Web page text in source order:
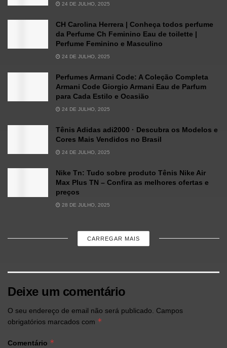
24 DE JULHO, 2025
CH Carolina Herrera | Conheça todos perfume
da Perfume Ch Feminino Eau de toilette |
Perfume Feminino e Masculino
24 DE JULHO, 2025
Perfumes Armani Code: A Coleção Completa
Armani Code Giorgio Armani Eau de Parfum
para Cada Estilo e Ocasião
24 DE JULHO, 2025
Tênis Adidas adi2000 · Descubra os Modelos e
Cores Mais Vendidos no Brasil
24 DE JULHO, 2025
Nike Tn: Tudo sobre produto Tênis Nike Air
Max Plus TN – Confira as melhores ofertas e
preços
28 DE JULHO, 2025
CARREGAR MAIS
Deixe um comentário
O seu endereço de email não será publicado.
Campos
obrigatórios marcados com *
Comentário *